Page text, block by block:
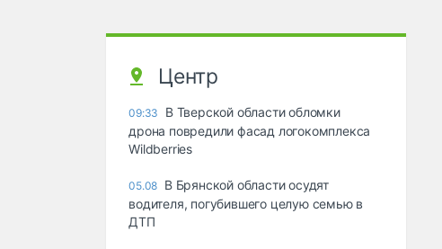
Центр
09:33
В Тверской области обломки
дрона повредили фасад логокомплекса
Wildberries
05.08 В Брянской области осудят
водителя, погубившего целую семью в
ДТП